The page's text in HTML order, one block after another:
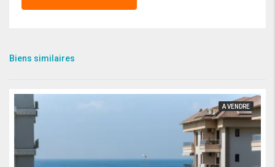
Biens similaires
A VENDRE